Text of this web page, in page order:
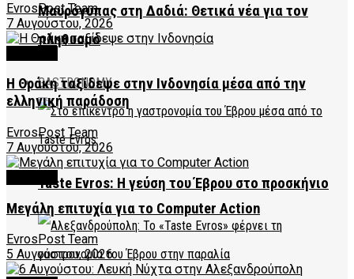
Μαυρόγυπας στη Δαδιά: Θετικά νέα για τον
πληθυσμό
GASTRONOMY
Taste Evros: Η γεύση του Έβρου στο προσκήνιο
EvrosPost Team
7 Αυγούστου, 2026
Η Θράκη ταξίδεψε στην Ινδονησία μέσα από την
ελληνική παράδοση
EvrosPost Team
7 Αυγούστου, 2026
Μεγάλη επιτυχία για το Computer Action
EvrosPost Team
5 Αυγούστου, 2026